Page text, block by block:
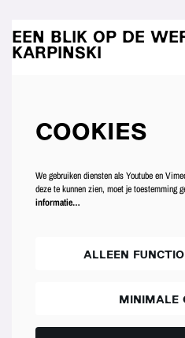
EEN BLIK OP DE
KARPINSKI
COOKIES
We gebruiken diensten als Youtube en
deze te kunnen zien, moet je toestemming
informatie…
ALLEEN
MINIMALE